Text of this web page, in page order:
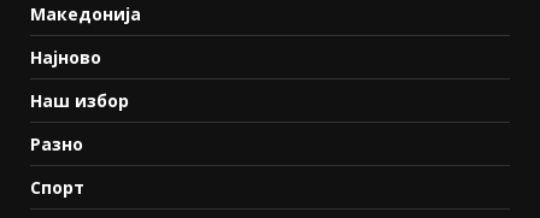
Македонија
Најново
Наш избор
Разно
Спорт